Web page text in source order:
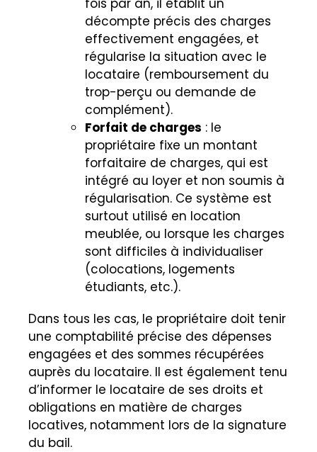
fois par an, il établit un
décompte précis des charges
effectivement engagées, et
régularise la situation avec le
locataire (remboursement du
trop-perçu ou demande de
complément).
Forfait de charges : le
propriétaire fixe un montant
forfaitaire de charges, qui est
intégré au loyer et non soumis à
régularisation. Ce système est
surtout utilisé en location
meublée, ou lorsque les charges
sont difficiles à individualiser
(colocations, logements
étudiants, etc.).
Dans tous les cas, le propriétaire doit tenir
une comptabilité précise des dépenses
engagées et des sommes récupérées
auprès du locataire. Il est également tenu
d’informer le locataire de ses droits et
obligations en matière de charges
locatives, notamment lors de la signature
du bail.